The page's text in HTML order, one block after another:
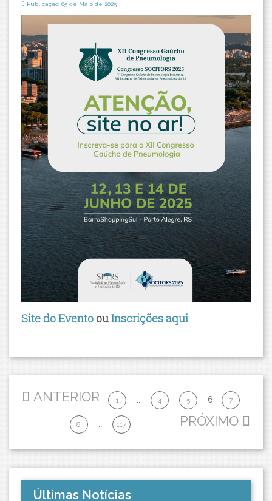
Publicação: 05 de Maio de 2025
Site do Evento ouInscrições aqui
ANTERIOR 1 4 5 6 7
8 117 PRÓXIMO
Últimas Notícias